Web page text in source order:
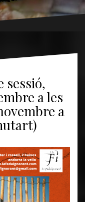
sessió,
a les
a